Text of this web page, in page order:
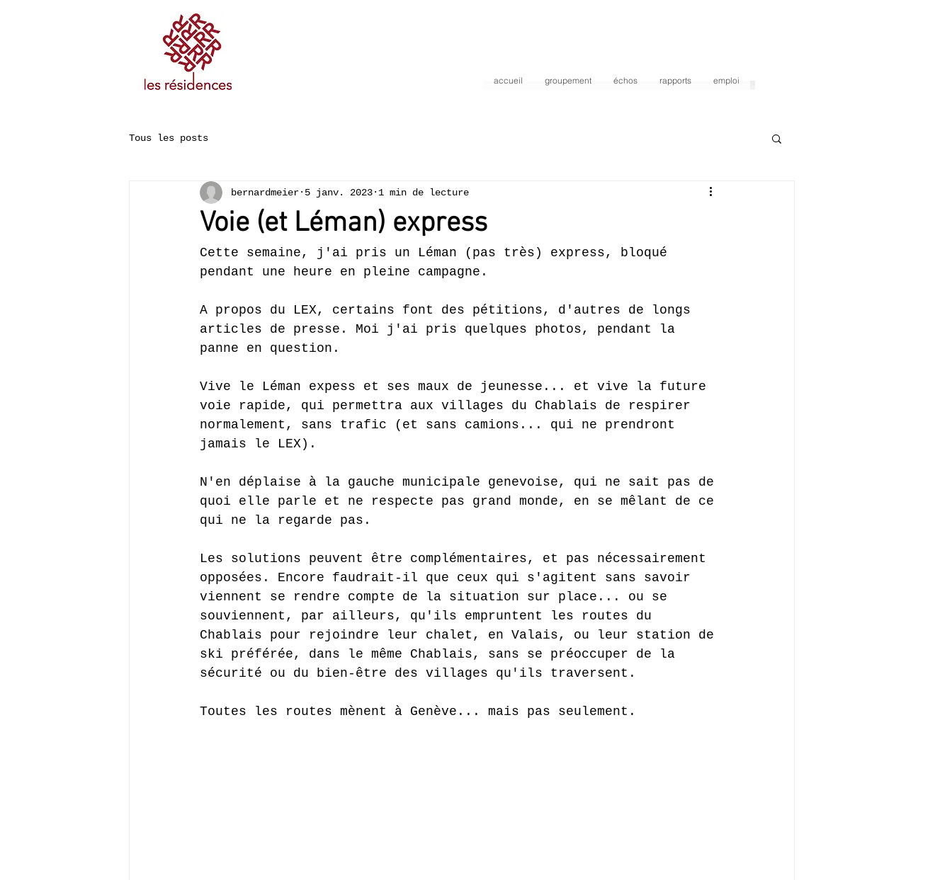
accueil groupement échos rapports emploi
Tous les posts
Voie (et Léman) express
bernardmeier 5 janv. 2023 1 min de lecture
Cette semaine, j'ai pris un Léman (pas très) express, bloqué
pendant une heure en pleine campagne.
A propos du LEX, certains font des pétitions, d'autres de longs
articles de presse. Moi j'ai pris quelques photos, pendant la
panne en question.
Vive le Léman expess et ses maux de jeunesse... et vive la future
voie rapide, qui permettra aux villages du Chablais de respirer
normalement, sans trafic (et sans camions... qui ne prendront
jamais le LEX).
N'en déplaise à la gauche municipale genevoise, qui ne sait pas de
quoi elle parle et ne respecte pas grand monde, en se mêlant de ce
qui ne la regarde pas.
Les solutions peuvent être complémentaires, et pas nécessairement
opposées. Encore faudrait-il que ceux qui s'agitent sans savoir
viennent se rendre compte de la situation sur place... ou se
souviennent, par ailleurs, qu'ils empruntent les routes du
Chablais pour rejoindre leur chalet, en Valais, ou leur station de
ski préférée, dans le même Chablais, sans se préoccuper de la
sécurité ou du bien-être des villages qu'ils traversent.
Toutes les routes mènent à Genève... mais pas seulement.